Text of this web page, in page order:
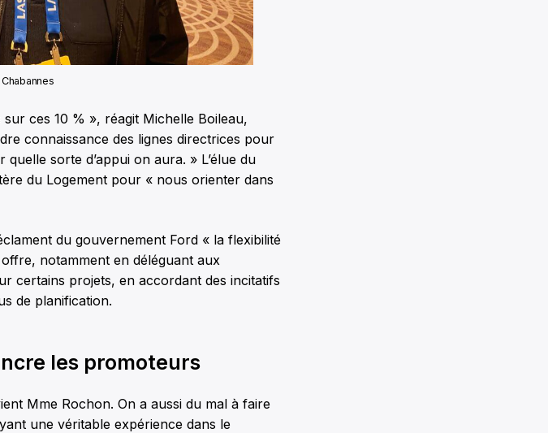
ces 10 % », réagit Michelle Boileau,
connaissance des lignes directrices pour
sorte d’appui on aura. » L’élue du
du Logement pour « nous orienter dans
du gouvernement Ford « la flexibilité
notamment en déléguant aux
certains projets, en accordant des incitatifs
de planification.
les promoteurs
Mme Rochon. On a aussi du mal à faire
une véritable expérience dans le